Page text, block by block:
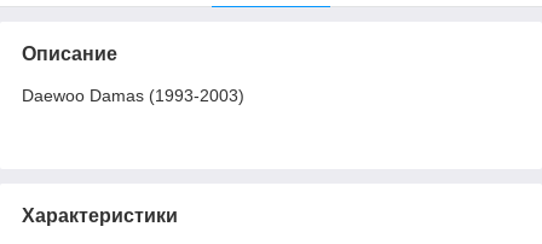
Описание
Daewoo Damas (1993-2003)
Характеристики